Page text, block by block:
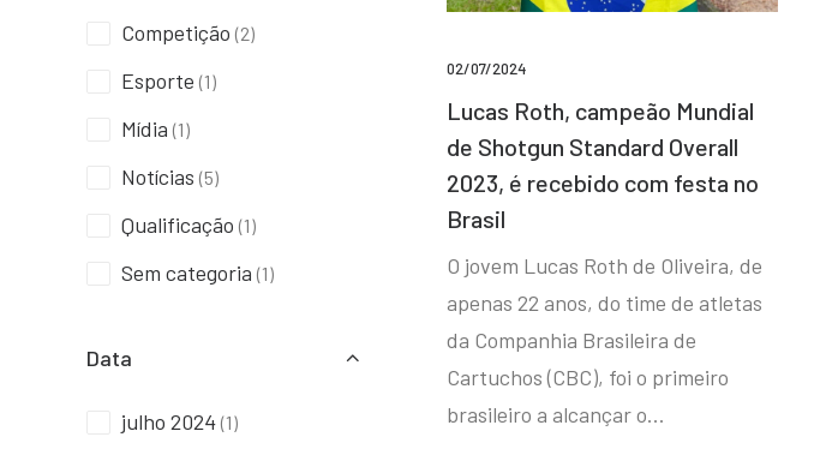
Competição (2)
Esporte (1)
Mídia (1)
Notícias (5)
Qualificação (1)
Sem categoria (1)
Data
julho 2024 (1)
02/07/2024
Lucas Roth, campeão Mundial
de Shotgun Standard Overall
2023, é recebido com festa no
Brasil
O jovem Lucas Roth de Oliveira, de
apenas 22 anos, do time de atletas
da Companhia Brasileira de
Cartuchos (CBC), foi o primeiro
brasileiro a alcançar o…